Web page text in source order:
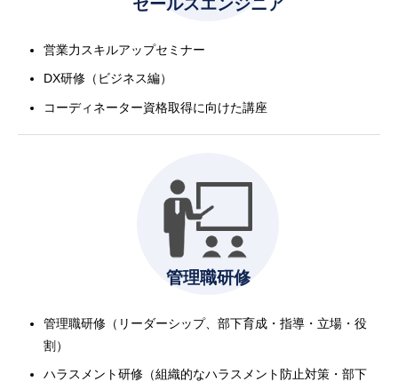
営業力スキルアップセミナー
DX研修（ビジネス編）
コーディネーター資格取得に向けた講座
管理職研修
管理職研修（リーダーシップ、部下育成・指導・立場・役
割）
ハラスメント研修（組織的なハラスメント防止対策・部下